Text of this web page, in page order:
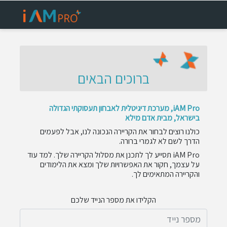
ברוכים הבאים
iAM Pro, מערכת דיגיטלית לאבחון תעסוקתי הגדולה
בישראל, מבית אדם מילא
כולנו רוצים לבחור את הקריירה הנכונה לנו, אבל לפעמים
הדרך לשם לא לגמרי ברורה.
iAM Pro תסייע לך לתכנן את מסלול הקריירה שלך. למד עוד
על עצמך, חקור את האפשרויות שלך ומצא את הלימודים
והקריירה המתאימים לך.
הקלידו את מספר הנייד שלכם